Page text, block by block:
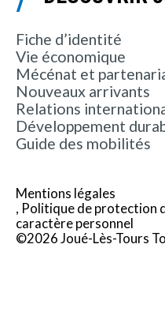
Fiche d’identité
Vie économique
Mécénat et
Nouveaux arrivants
Relations
Développement
Guide des mobilités
Mentions légales
Politique de protection
caractère personnel
©2026 Joué-Lès-Tours